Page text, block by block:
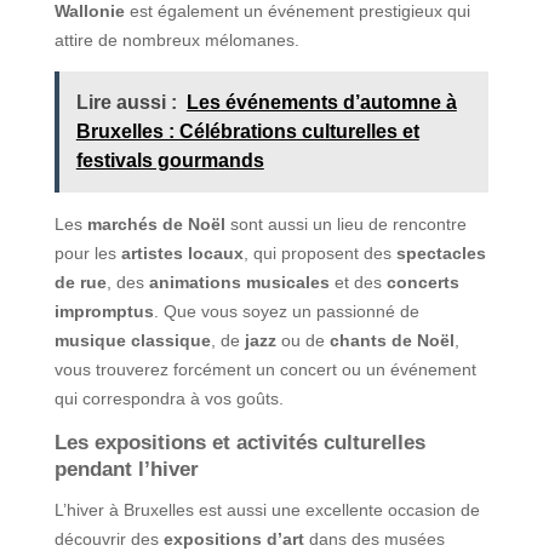
Wallonieest également un événement prestigieux qui
attire de nombreux mélomanes.
Lire aussi :
Les événements d’automne à
Bruxelles : Célébrations culturelles et
festivals gourmands
Les marchés de Noël sont aussi un lieu de rencontre
pour les artistes locaux, qui proposent des spectacles
de rue, des animations musicales et des concerts
impromptus . Que vous soyez un passionné de
musique classique, de jazzou de chants de Noël
vous trouverez forcément un concert ou un événement
qui correspondra à vos goûts.
Les expositions et activités culturelles
pendant l’hiver
L’hiver à Bruxelles est aussi une excellente occasion de
découvrir des expositions d’artdans des musées